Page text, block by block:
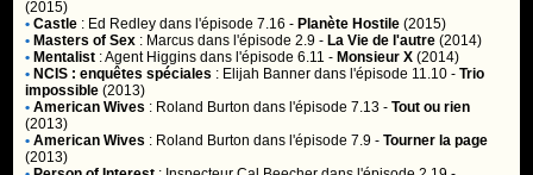
(2015)
• Castle : Ed Redley dans l'épisode 7.16 - Planète Hostile (2015)
• Masters of Sex : Marcus dans l'épisode 2.9 - La Vie de l'autre (2014)
• Mentalist :Agent Higgins dans l'épisode 6.11 - Monsieur X (2014)
• NCIS : enquêtes spéciales : Elijah Banner dans l'épisode 11.10 -Trio
impossible (2013)
• American Wives : Roland Burton dans l'épisode 7.13 -Tout ou rien
(2013)
• American Wives : Roland Burton dans l'épisode 7.9 -Tourner la page
(2013)